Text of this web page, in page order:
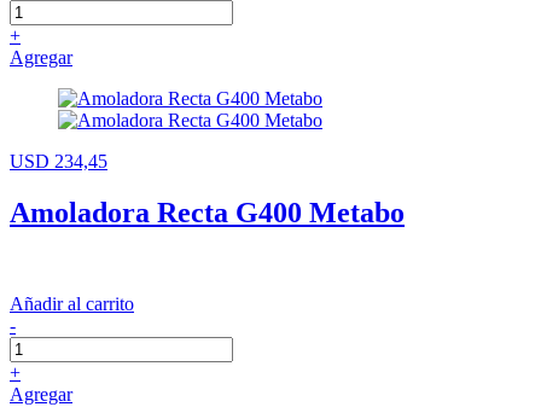
+
Agregar
USD 234,45
Amoladora Recta G400 Metabo
Añadir al carrito
-
+
Agregar